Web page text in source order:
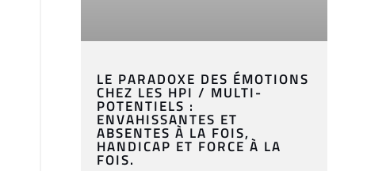
LE PARADOXE DES ÉMOTIONS
CHEZ LES HPI / MULTI-
POTENTIELS :
ENVAHISSANTES ET
ABSENTES À LA FOIS,
HANDICAP ET FORCE À LA
FOIS.